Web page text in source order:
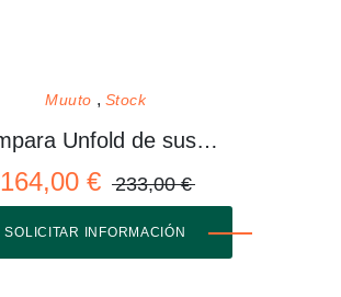
Muuto Stock
Lámpara Unfold de suspensión
164,00 € 233,00 €
SOLICITAR INFORMACIÓN